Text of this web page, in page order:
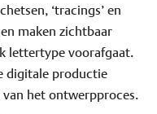
‘tracings’ en
maken zichtbaar
lettertype voorafgaat.
digitale productie
het ontwerpproces.